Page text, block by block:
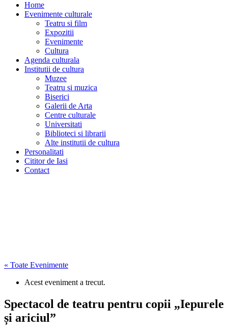
Home
Evenimente culturale
Teatru si film
Expozitii
Evenimente
Cultura
Agenda culturala
Institutii de cultura
Muzee
Teatru si muzica
Biserici
Galerii de Arta
Centre culturale
Universitati
Biblioteci si librarii
Alte institutii de cultura
Personalitati
Cititor de Iasi
Contact
« Toate Evenimente
Acest eveniment a trecut.
Spectacol de teatru pentru copii „Iepurele
și ariciul”